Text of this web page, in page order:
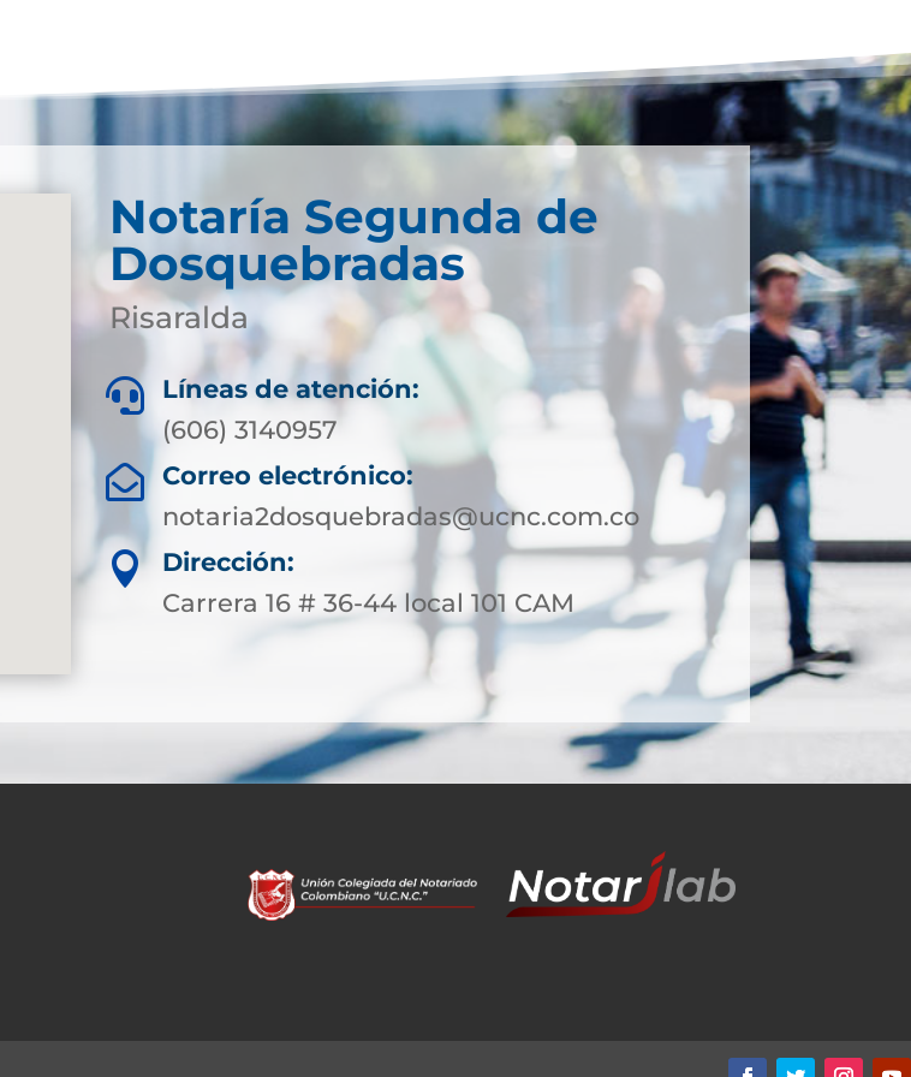
Notaría Segunda de
Dosquebradas
Risaralda

Líneas de atención:
(606) 3140957

Correo electrónico:
notaria2dosquebradas@ucnc.com.co

Dirección:
Carrera 16 # 36-44 local 101 CAM